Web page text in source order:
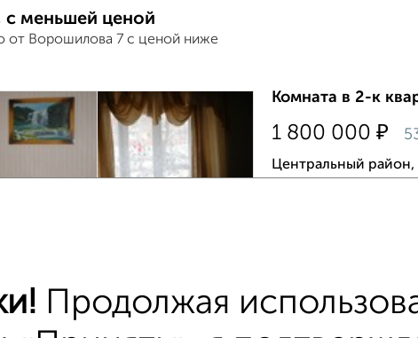
с меньшей ценой
от Ворошилова 7 с ценой ниже
Комната в 2-к
1 800 000 ₽
Центральный район,
Продолжая